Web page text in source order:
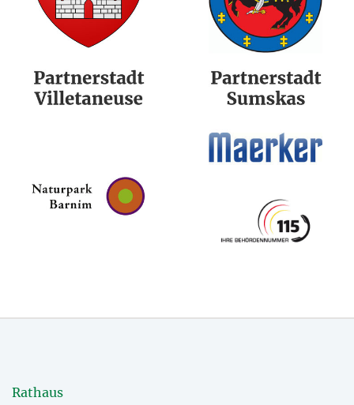
Rathaus